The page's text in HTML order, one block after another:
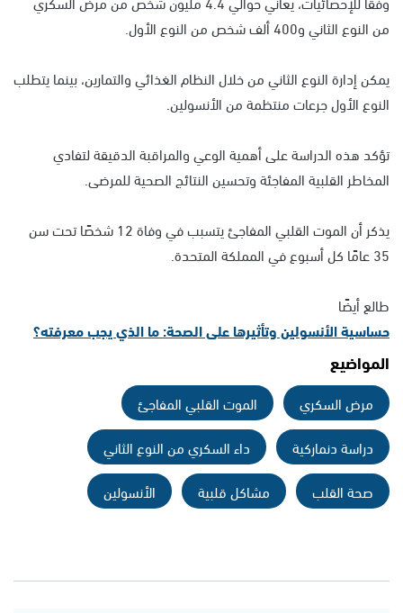
من النوع الثاني و400 ألف شخص من النوع الأول.
يمكن إدارة النوع الثاني من خلال النظام الغذائي والتمارين، بينما يتطلب
النوع الأول جرعات منتظمة من الأنسولين.
تؤكد هذه الدراسة على أهمية الوعي والمراقبة الدقيقة لتفادي
المخاطر القلبية المفاجئة وتحسين النتائج الصحية للمرضى.
يذكر أن الموت القلبي المفاجئ يتسبب في وفاة 12 شخصًا تحت سن
35 عامًا كل أسبوع في المملكة المتحدة.
طالع أيضًا
حساسية الأنسولين وتأثيرها على الصحة: ما الذي يجب معرفته؟
المواضيع
مرض السكري
الموت القلبي المفاجئ
دراسة دنماركية
داء السكري من النوع الثاني
صحة القلب
مشاكل قلبية الأنسولين